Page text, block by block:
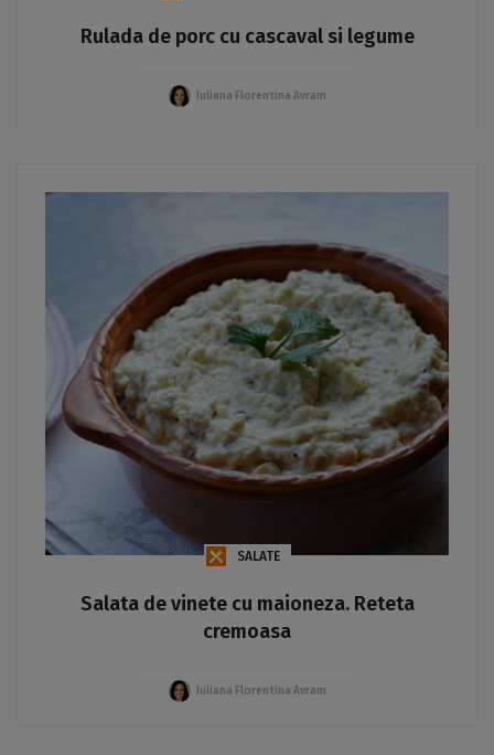
Rulada de porc cu cascaval si legume
Iuliana Florentina Avram
SALATE
Salata de vinete cu maioneza. Reteta
cremoasa
Iuliana Florentina Avram